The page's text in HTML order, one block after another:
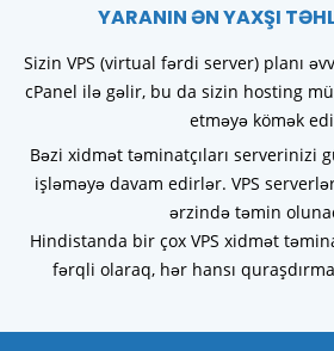
YARANIN ƏN YAXŞI
Sizin VPS (virtual fərdi server) planı
cPanel ilə gəlir, bu da sizin hosting
etməyə kömək
Bəzi xidmət təminatçıları serverinizi
işləməyə davam edirlər. VPS
ərzində təmin
Hindistanda bir çox VPS xidmət
fərqli olaraq, hər hansı